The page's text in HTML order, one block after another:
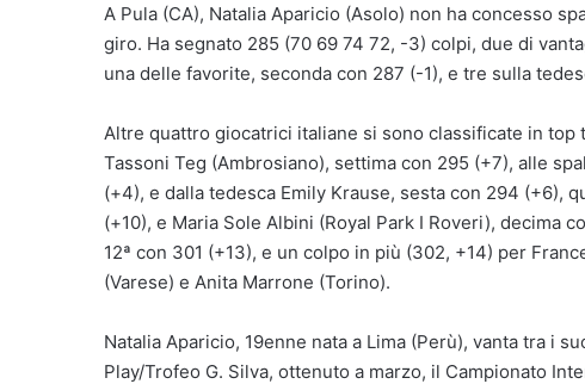
A Pula (CA), Natalia Aparicio (Asolo) non ha concesso
giro. Ha segnato 285 (70 69 74 72, -3) colpi, due di
una delle favorite, seconda con 287 (-1), e tre sulla
Altre quattro giocatrici italiane si sono classificate in top
Tassoni Teg (Ambrosiano), settima con 295 (+7), alle
(+4), e dalla tedesca Emily Krause, sesta con 294 (+6),
(+10), e Maria Sole Albini (Royal Park I Roveri), decima
12ª con 301 (+13), e un colpo in più (302, +14) per
(Varese) e Anita Marrone (Torino).
Natalia Aparicio, 19enne nata a Lima (Perù), vanta tra i
Play/Trofeo G. Silva, ottenuto a marzo, il Campionato